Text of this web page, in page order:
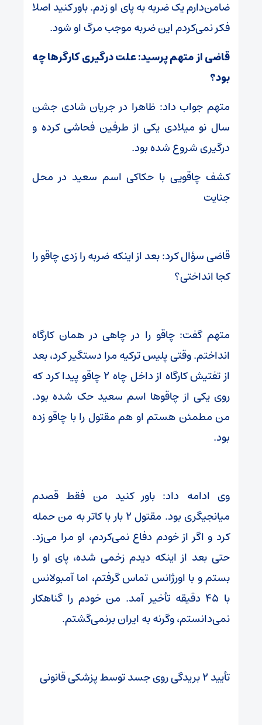
ضامن‌دارم یک ضربه به پای او زدم. باور کنید اصلا
فکر نمی‌کردم این ضربه موجب مرگ او شود.
قاضی از متهم پرسید: علت درگیری کارگرها چه
بود؟
متهم جواب داد: ظاهرا در جریان شادی جشن
سال نو میلادی یکی از طرفین فحاشی کرده و
درگیری شروع شده بود.
کشف چاقویی با حکاکی اسم سعید در محل
جنایت
قاضی سؤال کرد: بعد از اینکه ضربه را زدی چاقو را
کجا انداختی؟
متهم گفت: چاقو را در چاهی در همان کارگاه
انداختم. وقتی پلیس ترکیه مرا دستگیر کرد، بعد
از تفتیش کارگاه از داخل چاه ۲ چاقو پیدا کرد که
روی یکی از چاقوها اسم سعید حک شده بود.
من مطمئن هستم او هم مقتول را با چاقو زده
بود.
وی ادامه داد: باور کنید من فقط قصدم
میانجیگری بود. مقتول ۲ بار با کاتر به من حمله
کرد و اگر از خودم دفاع نمی‌کردم، او مرا می‌زد.
حتی بعد از اینکه دیدم زخمی شده، پای او را
بستم و با اورژانس تماس گرفتم، اما آمبولانس
با ۴۵ دقیقه تأخیر آمد. من خودم را گناهکار
نمی‌دانستم، وگرنه به ایران برنمی‌گشتم.
تأیید ۲ بریدگی روی جسد توسط پزشکی قانونی